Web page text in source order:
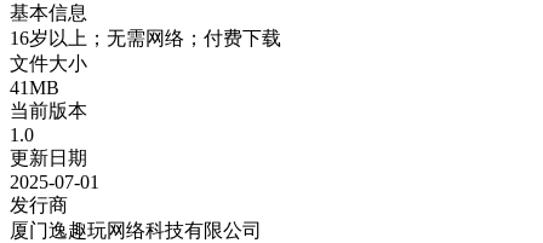
基本信息
16岁以上；无需网络；付费下载
文件大小
41MB
当前版本
1.0
更新日期
2025-07-01
发行商
厦门逸趣玩网络科技有限公司